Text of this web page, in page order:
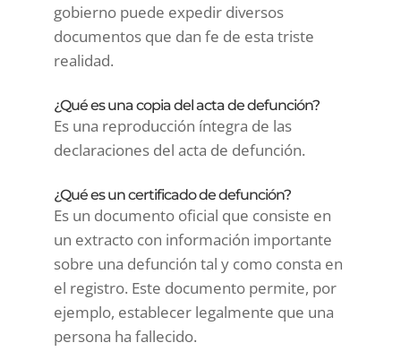
gobierno puede expedir diversos
documentos que dan fe de esta triste
realidad.
¿Qué es una copia del acta de defunción?
Es una reproducción íntegra de las
declaraciones del acta de defunción.
¿Qué es un certificado de defunción?
Es un documento oficial que consiste en
un extracto con información importante
sobre una defunción tal y como consta en
el registro. Este documento permite, por
ejemplo, establecer legalmente que una
persona ha fallecido.